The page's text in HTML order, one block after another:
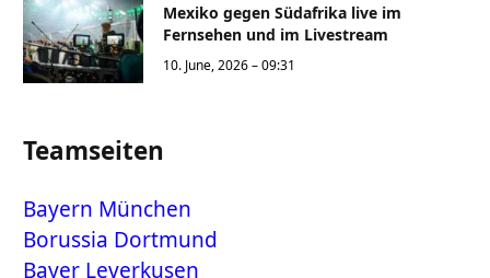
Mexiko gegen Südafrika live im
Fernsehen und im Livestream
10. June, 2026 – 09:31
Teamseiten
Bayern München
Borussia Dortmund
Bayer Leverkusen